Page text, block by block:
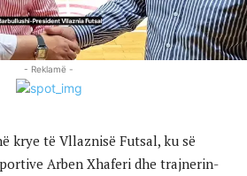
- Reklamë -
krye të Vllaznisë Futsal, ku së
Arben Xhaferi dhe trajnerin-